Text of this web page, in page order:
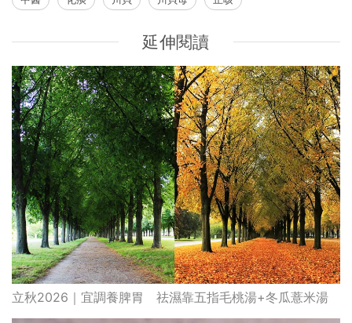
延伸閱讀
立秋2026｜宜調養脾胃 祛濕靠五指毛桃湯+冬瓜薏米湯